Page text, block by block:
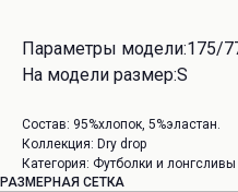
Параметры модели:175/
На модели размер:S
Состав: 95%хлопок, 5%эластан.
Коллекция: Dry drop
Категория: Футболки и лонгсливы
РАЗМЕРНАЯ СЕТКА